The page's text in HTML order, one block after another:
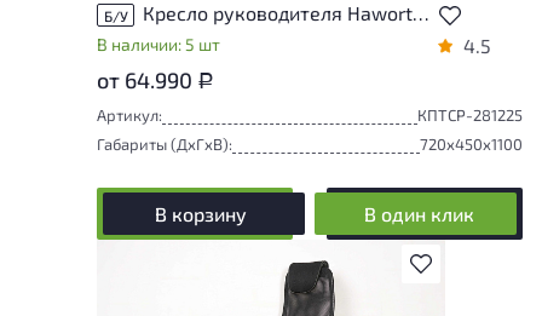
Б/У Кресло руководителя Haworth Fern Ткань Серый Германия
В наличии: 5 шт 4.5
от 64.990 Р
Артикул:
КПТСР-281225
Габариты (ДxГxВ):
720x450x1100
В корзину В один клик
В избранное